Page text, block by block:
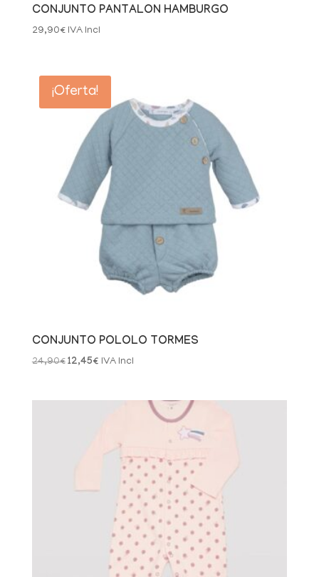
CONJUNTO PANTALON HAMBURGO
29,90€ IVA Incl
¡Oferta!
CONJUNTO POLOLO TORMES
24,90€ El
12,45€ElIVA Incl